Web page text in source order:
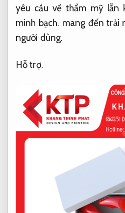
yêu cầu về thẩm mỹ lẫn
minh bạch. mang đến trải
người dùng.
Hỗ trợ.